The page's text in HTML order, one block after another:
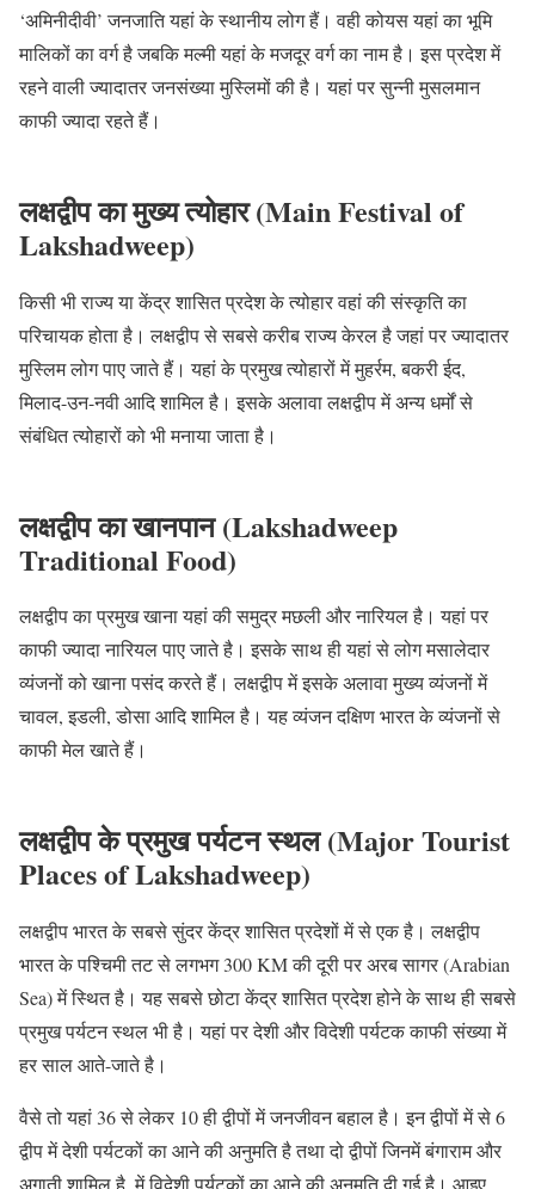
‘अमिनीदीवी’ जनजाति यहां के स्थानीय लोग हैं। वही कोयस यहां का भूमि
मालिकों का वर्ग है जबकि मल्मी यहां के मजदूर वर्ग का नाम है। इस प्रदेश में
रहने वाली ज्यादातर जनसंख्या मुस्लिमों की है। यहां पर सुन्नी मुसलमान
काफी ज्यादा रहते हैं।
लक्षद्वीप का मुख्य त्योहार (Main Festival of
Lakshadweep)
किसी भी राज्य या केंद्र शासित प्रदेश के त्योहार वहां की संस्कृति का
परिचायक होता है। लक्षद्वीप से सबसे करीब राज्य केरल है जहां पर ज्यादातर
मुस्लिम लोग पाए जाते हैं। यहां के प्रमुख त्योहारों में मुहर्रम, बकरी ईद,
मिलाद-उन-नवी आदि शामिल है। इसके अलावा लक्षद्वीप में अन्य धर्मों से
संबंधित त्योहारों को भी मनाया जाता है।
लक्षद्वीप का खानपान (Lakshadweep
Traditional Food)
लक्षद्वीप का प्रमुख खाना यहां की समुद्र मछली और नारियल है। यहां पर
काफी ज्यादा नारियल पाए जाते है। इसके साथ ही यहां से लोग मसालेदार
व्यंजनों को खाना पसंद करते हैं। लक्षद्वीप में इसके अलावा मुख्य व्यंजनों में
चावल, इडली, डोसा आदि शामिल है। यह व्यंजन दक्षिण भारत के व्यंजनों से
काफी मेल खाते हैं।
लक्षद्वीप के प्रमुख पर्यटन स्थल (Major Tourist
Places of Lakshadweep)
लक्षद्वीप भारत के सबसे सुंदर केंद्र शासित प्रदेशों में से एक है। लक्षद्वीप
भारत के पश्चिमी तट से लगभग 300 KM की दूरी पर अरब सागर (Arabian
Sea) में स्थित है। यह सबसे छोटा केंद्र शासित प्रदेश होने के साथ ही सबसे
प्रमुख पर्यटन स्थल भी है। यहां पर देशी और विदेशी पर्यटक काफी संख्या में
हर साल आते-जाते है।
वैसे तो यहां 36 से लेकर 10 ही द्वीपों में जनजीवन बहाल है। इन द्वीपों में से 6
द्वीप में देशी पर्यटकों का आने की अनुमति है तथा दो द्वीपों जिनमें बंगाराम और
अगाती शामिल है, में विदेशी पर्यटकों का आने की अनुमति दी गई है। आइए